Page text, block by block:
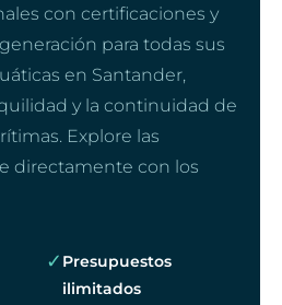
con certificaciones y
para todas sus
en Santander,
y la continuidad de
Explore las
directamente con los
✓ Presupuestos
ilimitados